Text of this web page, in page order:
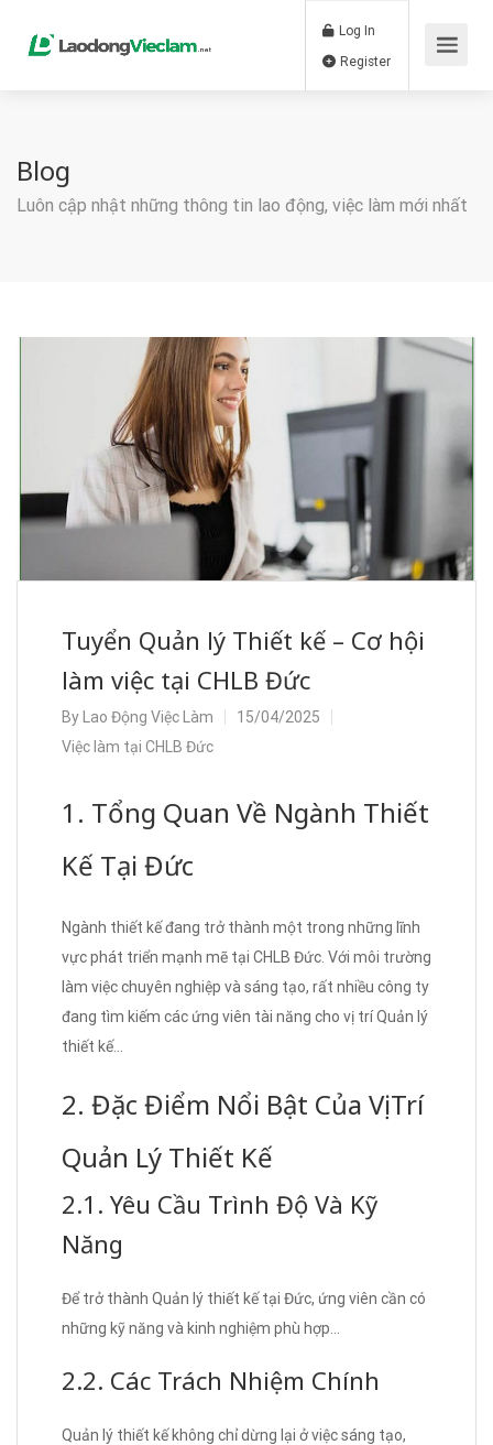
Log In
Blog
Luôn cập nhật những thông tin lao động, việc làm mới nhất
Tuyển Quản lý Thiết kế – Cơ hội
làm việc tại CHLB Đức
By Lao Động Việc Làm
15/04/2025
Việc làm tại CHLB Đức
1. Tổng Quan Về Ngành Thiết
Kế Tại Đức
Ngành thiết kế đang trở thành một trong những lĩnh
vực phát triển mạnh mẽ tại CHLB Đức. Với môi trường
làm việc chuyên nghiệp và sáng tạo, rất nhiều công ty
đang tìm kiếm các ứng viên tài năng cho vị trí Quản lý
thiết kế…
2. Đặc Điểm Nổi Bật Của Vị Trí
Quản Lý Thiết Kế
2.1. Yêu Cầu Trình Độ Và Kỹ
Năng
Để trở thành Quản lý thiết kế tại Đức, ứng viên cần có
những kỹ năng và kinh nghiệm phù hợp…
2.2. Các Trách Nhiệm Chính
Quản lý thiết kế không chỉ dừng lại ở việc sáng tạo,